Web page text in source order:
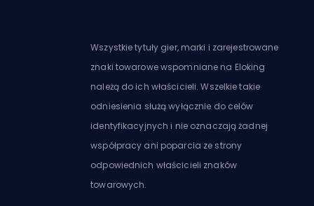
Wszystkie tytuły gier, marki i zarejestrowane
znaki towarowe wspomniane na Eloking
należą do ich właścicieli. Wszelkie takie
odniesienia służą wyłącznie do celów
identyfikacyjnych i nie oznaczają żadnej
współpracy ani poparcia ze strony
odpowiednich właścicieli znaków
towarowych.